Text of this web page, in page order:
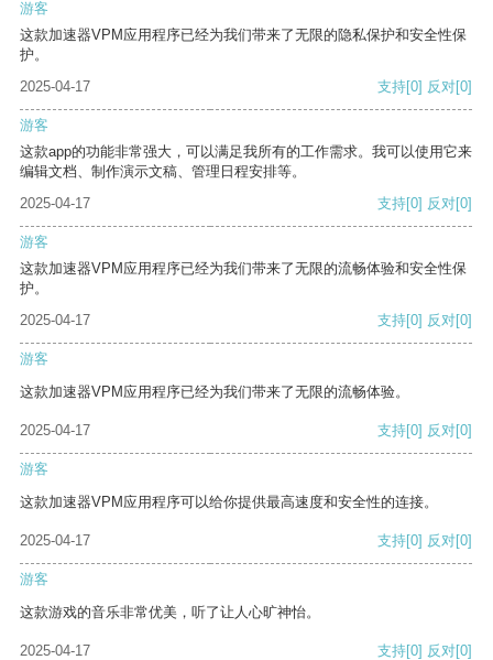
游客
这款加速器VPM应用程序已经为我们带来了无限的隐私保护和安全性保
护。
2025-04-17
支持[0] 反对[0]
游客
这款app的功能非常强大，可以满足我所有的工作需求。我可以使用它来
编辑文档、制作演示文稿、管理日程安排等。
2025-04-17
支持[0] 反对[0]
游客
这款加速器VPM应用程序已经为我们带来了无限的流畅体验和安全性保
护。
2025-04-17
支持[0] 反对[0]
游客
这款加速器VPM应用程序已经为我们带来了无限的流畅体验。
2025-04-17 支持[0] 反对[0]
游客
这款加速器VPM应用程序可以给你提供最高速度和安全性的连接。
2025-04-17 支持[0] 反对[0]
游客
这款游戏的音乐非常优美，听了让人心旷神怡。
2025-04-17 支持[0] 反对[0]